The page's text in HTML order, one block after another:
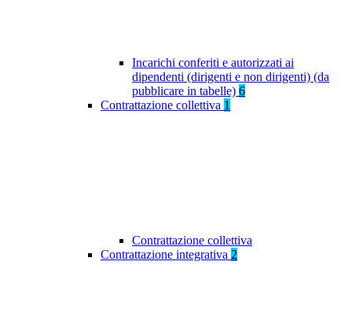
Incarichi conferiti e autorizzati ai
dipendenti (dirigenti e non dirigenti) (da
pubblicare in tabelle) 6
Contrattazione collettiva 1
Contrattazione collettiva
Contrattazione integrativa 2